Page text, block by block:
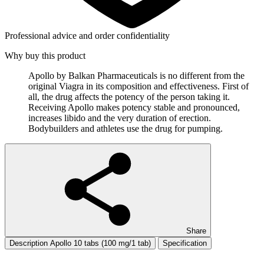
Professional advice and order confidentiality
Why buy this product
Apollo by Balkan Pharmaceuticals is no different from the
original Viagra in its composition and effectiveness. First of
all, the drug affects the potency of the person taking it.
Receiving Apollo makes potency stable and pronounced,
increases libido and the very duration of erection.
Bodybuilders and athletes use the drug for pumping.
Share
Description Apollo 10 tabs (100 mg/1 tab)
Specification